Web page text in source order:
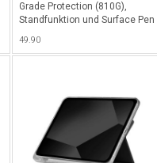
Grade Protection (810G),
Standfunktion und Surface Pen
49.90